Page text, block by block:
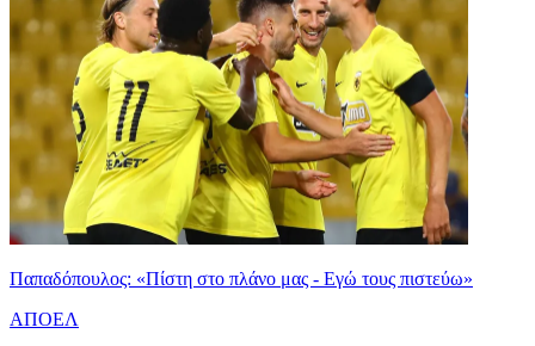
Παπαδόπουλος: «Πίστη στο πλάνο μας - Εγώ τους πιστεύω»
ΑΠΟΕΛ